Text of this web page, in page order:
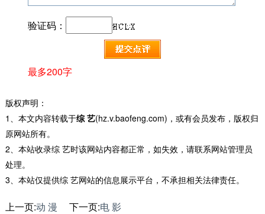
验证码：
最多200字
版权声明：
1、本文内容转载于综 艺(hz.v.baofeng.com)，或有会员发布，版权归
原网站所有。
2、本站收录综 艺时该网站内容都正常，如失效，请联系网站管理员
处理。
3、本站仅提供综 艺网站的信息展示平台，不承担相关法律责任。
上一页:动 漫 下一页:电 影